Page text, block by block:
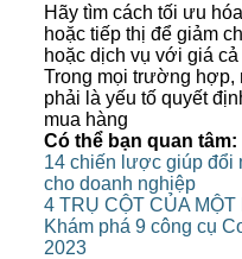
Hãy tìm cách tối ưu
hoặc tiếp thị để giảm
hoặc dịch vụ với giá
Trong mọi trường hợp,
phải là yếu tố quyết
mua hàng
Có thể bạn quan tâm:
14 chiến lược giúp đổi
cho doanh nghiệp
4 TRỤ CỘT CỦA
Khám phá 9 công cụ
2023